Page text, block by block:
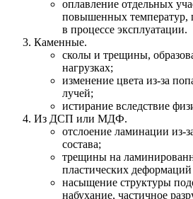
оплавление отдельных
повышенных температур,
в процессе эксплуатации.
Каменные.
сколы и трещины,
нагрузках;
изменение цвета из-за
лучей;
истирание вследствие
Из ДСП или МДФ.
отслоение ламинации из-
состава;
трещины на
пластических деформаций
насыщение структуры
набухание, частичное